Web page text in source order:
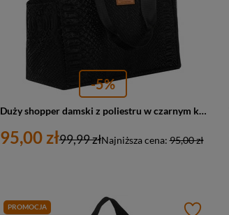
-5%
Duży shopper damski z poliestru w czarnym kolorze - Rovicky
95,00 zł Najniższa cena:95,00 zł
99,99 zł
PROMOCJA